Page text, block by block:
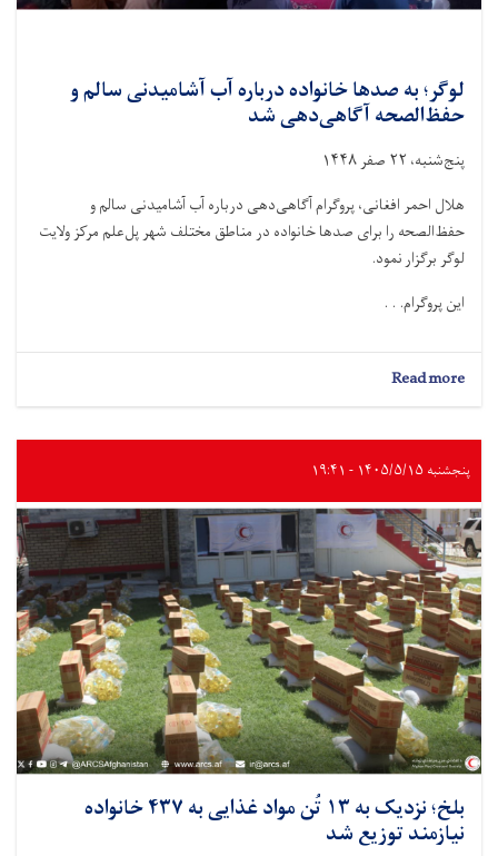
لوگر؛ به صدها خانواده درباره آب آشامیدنی سالم و
حفظ‌الصحه آگاهی‌دهی شد
پنج‌شنبه، ۲۲ صفر ۱۴۴۸
هلال احمر افغانی، پروگرام آگاهی‌دهی درباره آب آشامیدنی سالم و
حفظ‌الصحه را برای صدها خانواده در مناطق مختلف شهر پل‌علم مرکز ولایت
لوگر برگزار نمود.
این پروگرام. . .
Read more
لوگر؛
صدها
خانواده
آب
آشامیدنی
سالم
و
حفظ‌الصحه
آگاهی‌دهی
شد
پنجشنبه ۱۴۰۵/۵/۱۵ - ۱۹:۴۱
بلخ؛ نزدیک به ۱۳ تُن مواد غذایی به ۴۳۷ خانواده
نیازمند توزیع شد